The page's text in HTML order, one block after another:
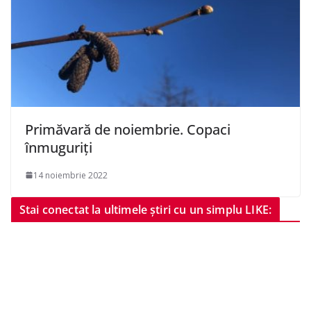
Primăvară de noiembrie. Copaci
înmuguriți
14 noiembrie 2022
Stai conectat la ultimele știri cu un simplu LIKE: